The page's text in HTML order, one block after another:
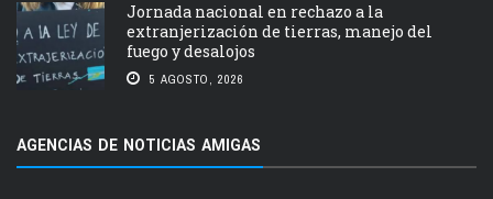
Jornada nacional en rechazo a la
extranjerización de tierras, manejo del
fuego y desalojos
5 AGOSTO, 2026
AGENCIAS DE NOTICIAS AMIGAS